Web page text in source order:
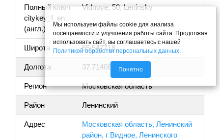
Полный ключ
citykey_f_en
(англ.)
Vidnoye, 50, Leninsky
Широта 55.547718
Долгота 37.714087
Регион Московская область
Район Ленинский
Адрес
Московская область, Ленинский
район, г Видное, Ленинского
Мы используем файлы cookie для анализа
посещаемости и улучшения работы сайта. Продолжая
использовать сайт, вы соглашаетесь с нашей
Политикой обработки персональных данных
Понятно